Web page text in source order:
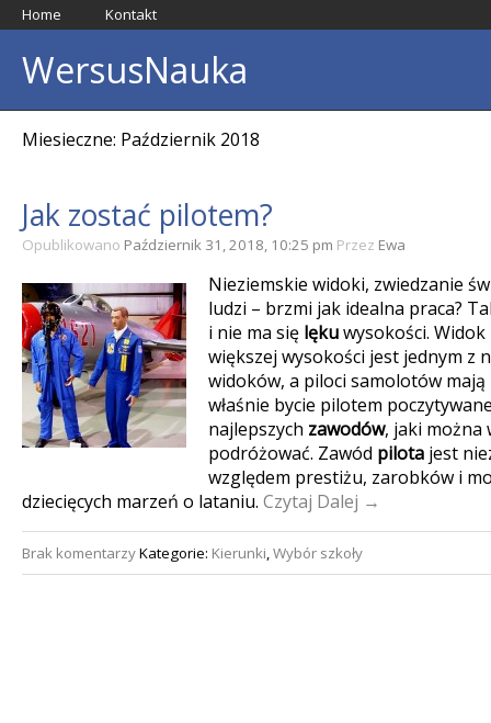
Home Kontakt
WersusNauka
Miesieczne: Październik 2018
Jak zostać pilotem?
Opublikowano Październik 31, 2018, 10:25 pm Przez Ewa
Nieziemskie widoki, zwiedzanie
ludzi – brzmi jak idealna praca?
i nie ma się lękuwysokości.
większej wysokości jest jednym z
widoków, a piloci samolotów
właśnie bycie pilotem
najlepszych zawodów, jaki można
podróżować. Zawód pilota jest
względem prestiżu, zarobków i
dziecięcych marzeń o lataniu. Czytaj Dalej →
Brak komentarzyKategorie: Kierunki,Wybór szkoły